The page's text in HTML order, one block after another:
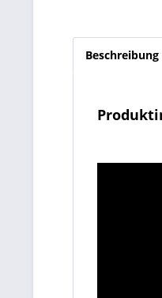
Beschreibung